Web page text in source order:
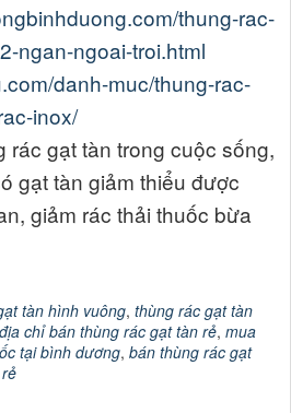
thung-rac-
ngan-ngoai-troi.html
danh-muc/thung-rac-
inox/
rác gạt tàn trong cuộc sống,
gạt tàn giảm thiểu được
giảm rác thải thuốc bừa
tàn hình vuông, thùng rác gạt tàn
địa chỉ bán thùng rác gạt tàn rẻ, mua
tại bình dương, bán thùng rác gạt